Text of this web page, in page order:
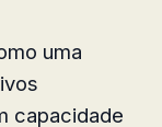
uma
capacidade